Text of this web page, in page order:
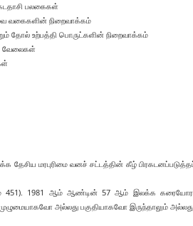
பலகைகள்
வகைகளின் நிறைவாக்கம்
தோல் உற்பத்தி பொருட்களின் நிறைவாக்கம்
வேலைகள்
மரபுரிமை வனச் சட்டத்தின் கீழ்
1981 ஆம் ஆண்டின் 57 ஆம் இலக்க கரையோர
அல்லது பகுதியாகவோ இருந்தாலும் அல்லது